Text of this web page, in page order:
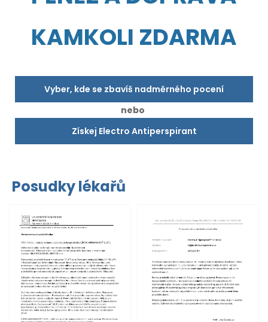
KAMKOLI ZDARMA
Vyber, kde se zbavíš nadměrného pocení
nebo
Získej Electro Antiperspirant
Posudky lékařů